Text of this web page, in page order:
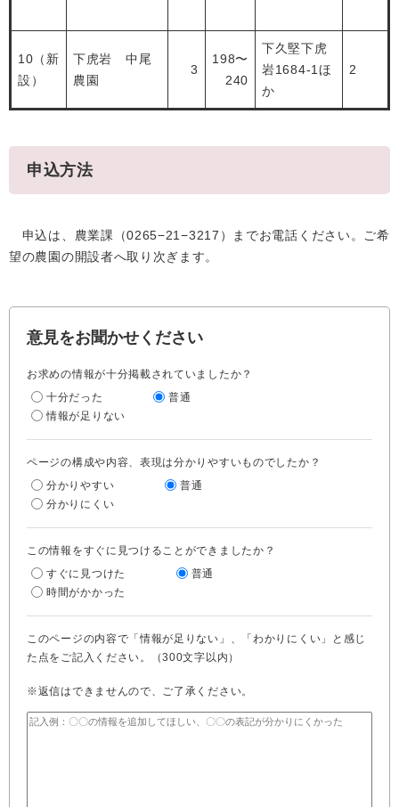
10（新
設）
下虎岩 中尾
農園
3
198〜
240
下久堅下虎
岩1684-1ほ
か
2
申込方法
申込は、農業課（0265−21−3217）までお電話ください。ご希
望の農園の開設者へ取り次ぎます。
意見をお聞かせください
お求めの情報が十分掲載されていましたか？
十分だった
普通
情報が足りない
ページの構成や内容、表現は分かりやすいものでしたか？
分かりやすい
普通
分かりにくい
この情報をすぐに見つけることができましたか？
すぐに見つけた
普通
時間がかかった
このページの内容で「情報が足りない」、「わかりにくい」と感じ
た点をご記入ください。（300文字以内）
※返信はできませんので、ご了承ください。